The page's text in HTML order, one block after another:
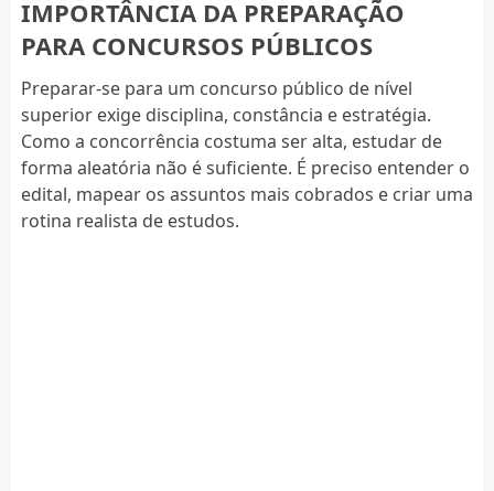
IMPORTÂNCIA DA PREPARAÇÃO
PARA CONCURSOS PÚBLICOS
Preparar-se para um concurso público de nível
superior exige disciplina, constância e estratégia.
Como a concorrência costuma ser alta, estudar de
forma aleatória não é suficiente. É preciso entender o
edital, mapear os assuntos mais cobrados e criar uma
rotina realista de estudos.